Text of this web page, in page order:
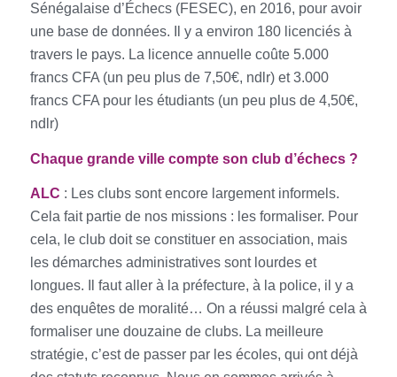
Sénégalaise d’Échecs (FESEC), en 2016, pour avoir
une base de données. Il y a environ 180 licenciés à
travers le pays. La licence annuelle coûte 5.000
francs CFA (un peu plus de 7,50€, ndlr) et 3.000
francs CFA pour les étudiants (un peu plus de 4,50€,
ndlr)
Chaque grande ville compte son club d’échecs ?
ALC : Les clubs sont encore largement informels.
Cela fait partie de nos missions : les formaliser. Pour
cela, le club doit se constituer en association, mais
les démarches administratives sont lourdes et
longues. Il faut aller à la préfecture, à la police, il y a
des enquêtes de moralité… On a réussi malgré cela à
formaliser une douzaine de clubs. La meilleure
stratégie, c’est de passer par les écoles, qui ont déjà